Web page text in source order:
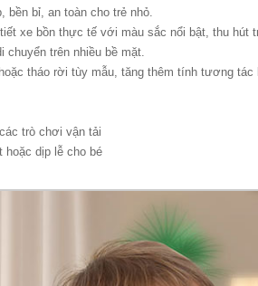
bền bỉ, an toàn cho trẻ nhỏ.
xe bồn thực tế với màu sắc nổi bật, thu hút
chuyển trên nhiều bề mặt.
tháo rời tùy mẫu, tăng thêm tính tương tác
trò chơi vận tải
hoặc dịp lễ cho bé